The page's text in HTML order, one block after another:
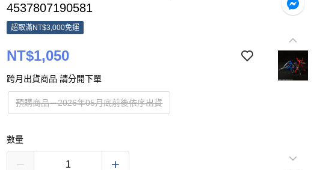
4537807190581
超取滿NT$3,000免運
NT$1,050
跨月出貨商品 請分開下單
預購商品－2026年05月底前後依序出貨
數量